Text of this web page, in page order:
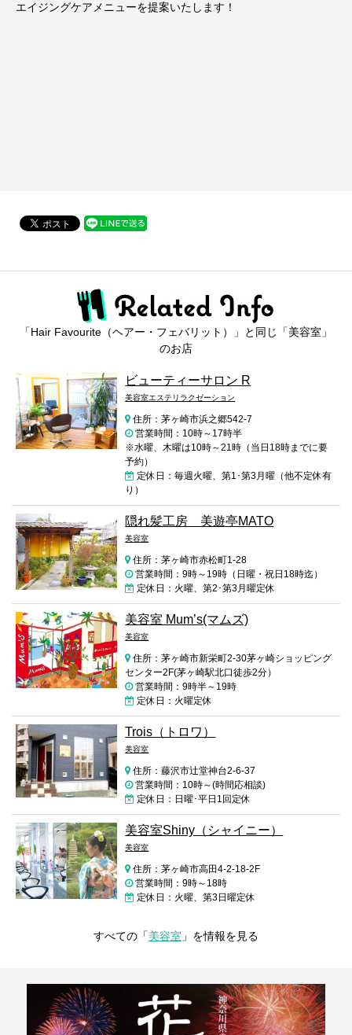
エイジングケアメニューを提案いたします！
「Hair Favourite（ヘアー・フェバリット）」と同じ「美容室」
のお店
ビューティーサロン R
美容室エステリラクゼーション
住所：茅ヶ崎市浜之郷542-7
営業時間：10時～17時半
※水曜、木曜は10時～21時（当日18時までに要
予約）
定休日：毎週火曜、第1･第3月曜（他不定休有
り）
隠れ髪工房 美遊亭MATO
美容室
住所：茅ヶ崎市赤松町1-28
営業時間：9時～19時（日曜・祝日18時迄）
定休日：火曜、第2･第3月曜定休
美容室 Mum’s(マムズ)
美容室
住所：茅ヶ崎市新栄町2-30茅ヶ崎ショッピング
センター2F(茅ヶ崎駅北口徒歩2分）
営業時間：9時半～19時
定休日：火曜定休
Trois（トロワ）
美容室
住所：藤沢市辻堂神台2-6-37
営業時間：10時～(時間応相談)
定休日：日曜･平日1回定休
美容室Shiny（シャイニー）
美容室
住所：茅ヶ崎市高田4-2-18-2F
営業時間：9時～18時
定休日：火曜、第3日曜定休
すべての「美容室 」を情報を見る